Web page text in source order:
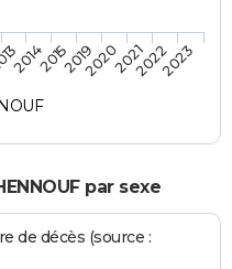
2014201520192020202120222023
par sexe
de décès (source :